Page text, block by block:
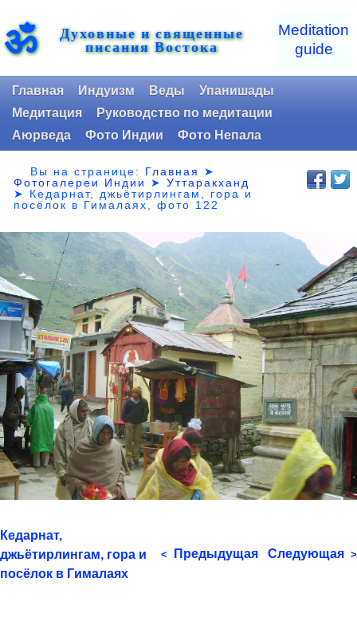
ॐ Духовные и священные
писания Востока
Meditation
guide
Главная Индуизм Веды
Упанишады
Медитация
Руководство по медитации
Аюрведа
Фото Индии Фото Непала
Вы на странице: Главная
➤
Фотогалереи Индии
➤Уттаракханд
➤ Кедарнат, джьётирлингам, гора и
посёлок в Гималаях, фото 122
Кедарнат,
джьётирлингам, гора и
посёлок в Гималаях
< Предыдущая Следующая >